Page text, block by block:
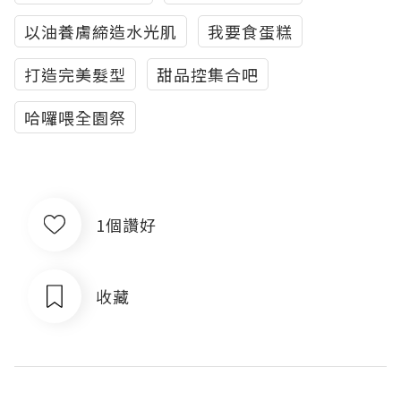
以油養膚締造水光肌
我要食蛋糕
打造完美髮型
甜品控集合吧
哈囉喂全園祭
1個讚好
收藏